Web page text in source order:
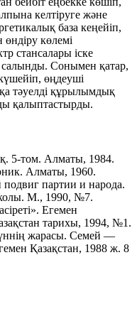
келтіруге және
база кеңейіп,
көлемі
стансалары іске
салынды. Сонымен қатар,
өңдеуші
тәуелді құрылымдық
қалыптастырды.
5-том. Алматы, 1984.
Алматы, 1960.
партии и народа.
М., 1990, №7.
Егемен
тарихы, 1994, №1.
жарасы. Семей —
Қазақстан, 1988 ж. 8